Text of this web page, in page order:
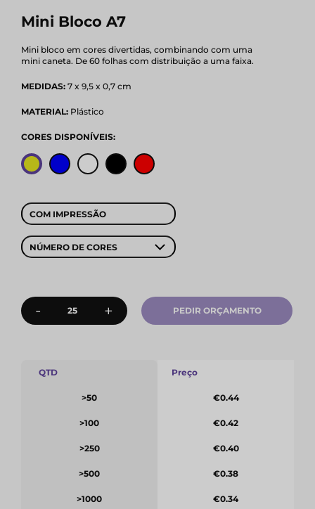
Mini Bloco A7
Mini bloco em cores divertidas, combinando com uma
mini caneta. De 60 folhas com distribuição a uma faixa.
MEDIDAS: 7 x 9,5 x 0,7 cm
MATERIAL: Plástico
CORES DISPONÍVEIS:
COM IMPRESSÃO
NÚMERO DE CORES
- + PEDIR ORÇAMENTO
QTD
>50
>100
>250
>500
>1000
Preço
€0.44
€0.42
€0.40
€0.38
€0.34